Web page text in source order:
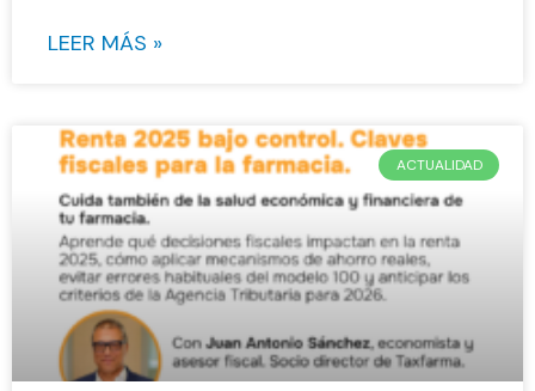
LEER MÁS »
ACTUALIDAD